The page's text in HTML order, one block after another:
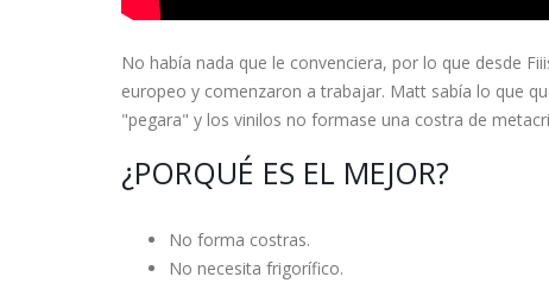
No había nada que le convenciera, por lo que desde
europeo y comenzaron a trabajar. Matt sabía lo que
"pegara" y los vinilos no formase una costra de
¿PORQUÉ ES EL MEJOR?
No forma costras.
No necesita frigorífico.